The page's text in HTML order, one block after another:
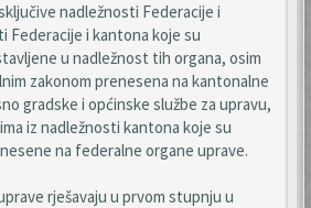
nadležnosti Federacije i
Federacije i kantona koje su
u nadležnost tih organa, osim
zakonom prenesena na kantonalne
gradske i općinske službe za upravu,
iz nadležnosti kantona koje su
na federalne organe uprave.
rješavaju u prvom stupnju u